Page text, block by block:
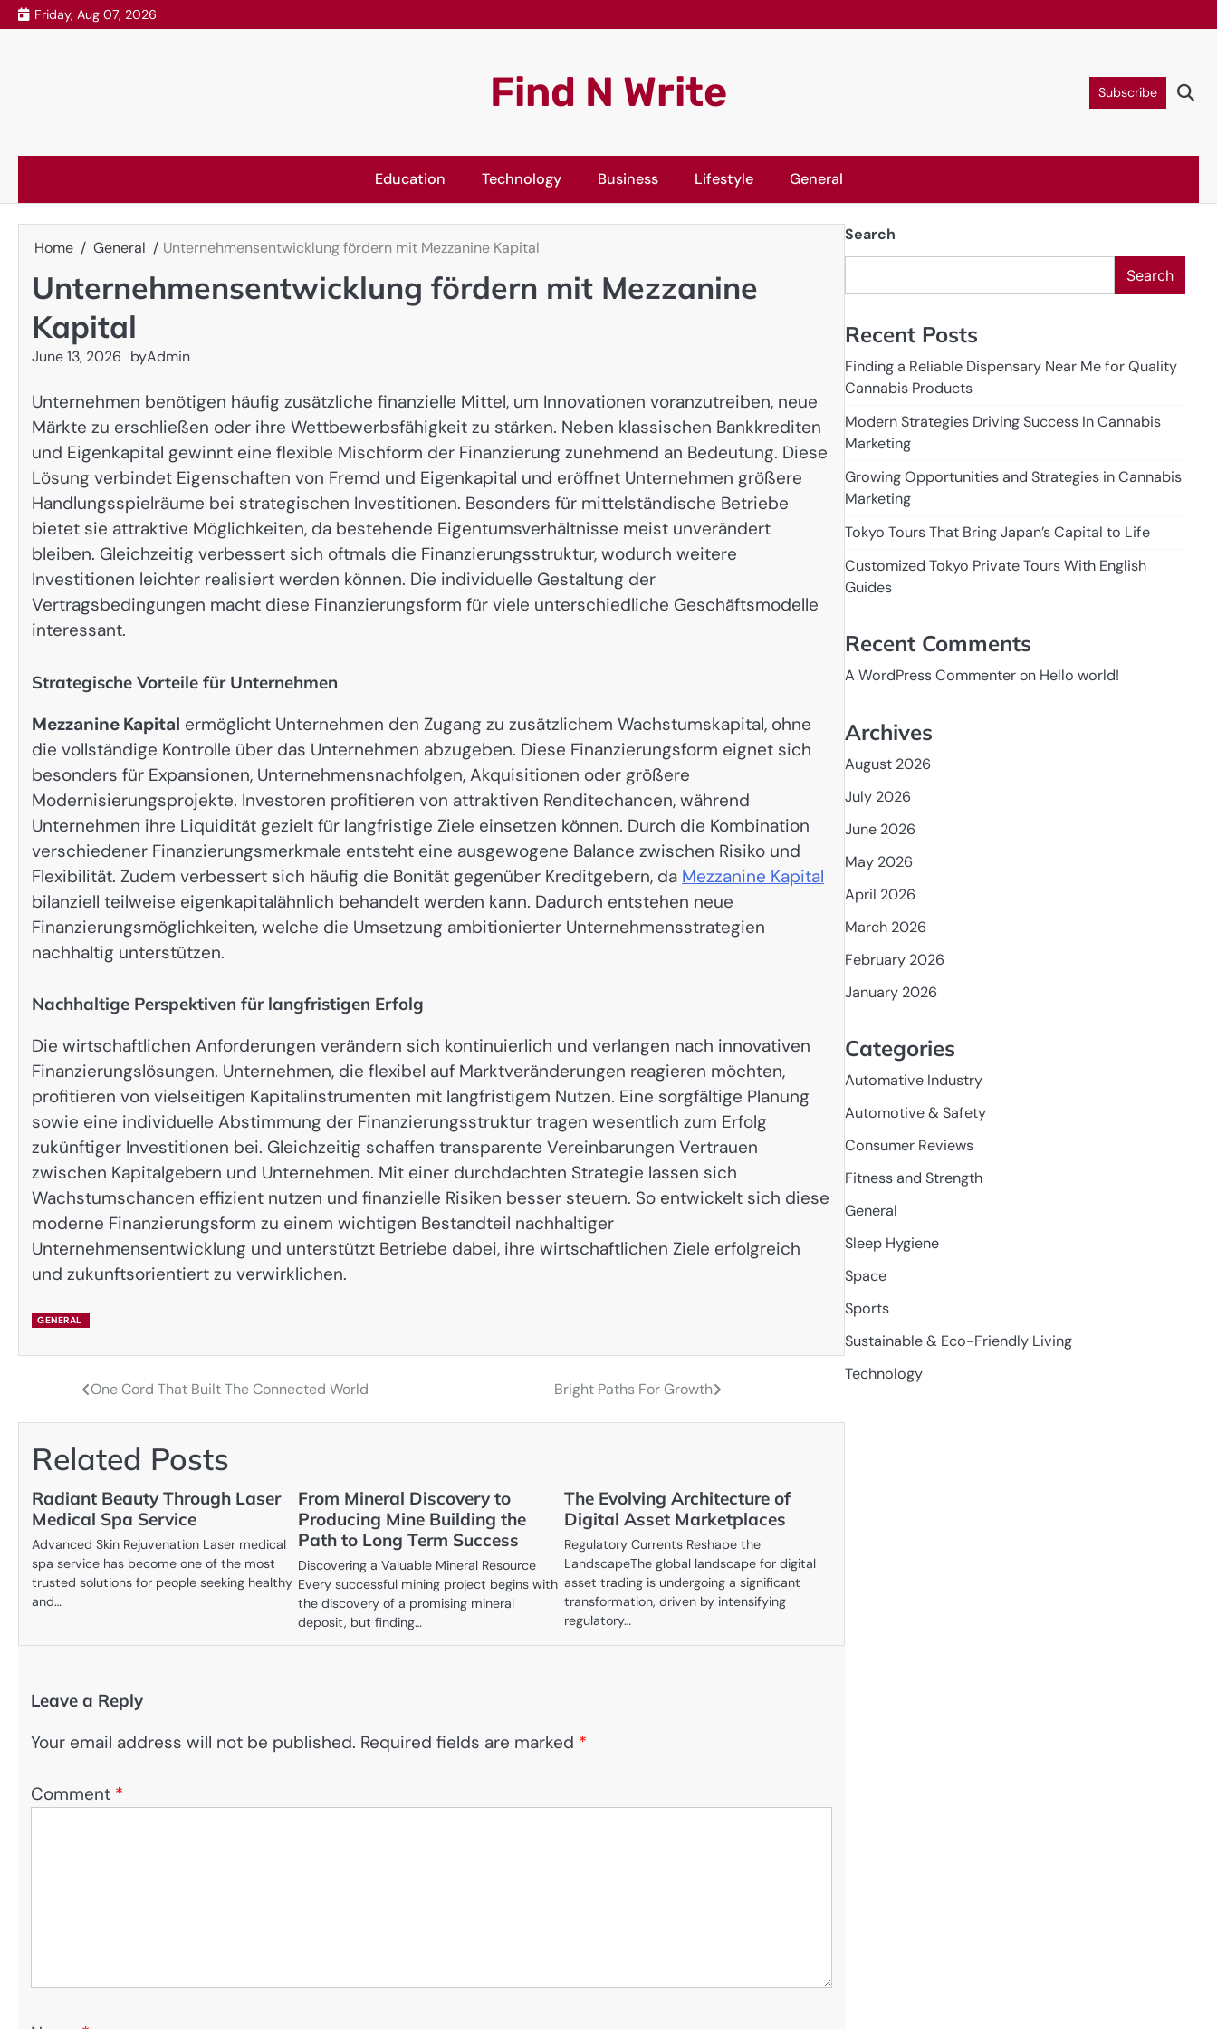
Skip
to
Friday, Aug 07, 2026
Find N Write Subscribe
Education Technology Business Lifestyle General
Home General Unternehmensentwicklung fördern mit Mezzanine Kapital
Unternehmensentwicklung fördern mit Mezzanine
Kapital
June 13, 2026 byAdmin
Unternehmen benötigen häufig zusätzliche finanzielle Mittel, um Innovationen voranzutreiben, neue
Märkte zu erschließen oder ihre Wettbewerbsfähigkeit zu stärken. Neben klassischen Bankkrediten
und Eigenkapital gewinnt eine flexible Mischform der Finanzierung zunehmend an Bedeutung. Diese
Lösung verbindet Eigenschaften von Fremd und Eigenkapital und eröffnet Unternehmen größere
Handlungsspielräume bei strategischen Investitionen. Besonders für mittelständische Betriebe
bietet sie attraktive Möglichkeiten, da bestehende Eigentumsverhältnisse meist unverändert
bleiben. Gleichzeitig verbessert sich oftmals die Finanzierungsstruktur, wodurch weitere
Investitionen leichter realisiert werden können. Die individuelle Gestaltung der
Vertragsbedingungen macht diese Finanzierungsform für viele unterschiedliche Geschäftsmodelle
interessant.
Strategische Vorteile für Unternehmen
Mezzanine Kapital ermöglicht Unternehmen den Zugang zu zusätzlichem Wachstumskapital, ohne
die vollständige Kontrolle über das Unternehmen abzugeben. Diese Finanzierungsform eignet sich
besonders für Expansionen, Unternehmensnachfolgen, Akquisitionen oder größere
Modernisierungsprojekte. Investoren profitieren von attraktiven Renditechancen, während
Unternehmen ihre Liquidität gezielt für langfristige Ziele einsetzen können. Durch die Kombination
verschiedener Finanzierungsmerkmale entsteht eine ausgewogene Balance zwischen Risiko und
Flexibilität. Zudem verbessert sich häufig die Bonität gegenüber Kreditgebern, da Mezzanine Kapital
bilanziell teilweise eigenkapitalähnlich behandelt werden kann. Dadurch entstehen neue
Finanzierungsmöglichkeiten, welche die Umsetzung ambitionierter Unternehmensstrategien
nachhaltig unterstützen.
Nachhaltige Perspektiven für langfristigen Erfolg
Die wirtschaftlichen Anforderungen verändern sich kontinuierlich und verlangen nach innovativen
Finanzierungslösungen. Unternehmen, die flexibel auf Marktveränderungen reagieren möchten,
profitieren von vielseitigen Kapitalinstrumenten mit langfristigem Nutzen. Eine sorgfältige Planung
sowie eine individuelle Abstimmung der Finanzierungsstruktur tragen wesentlich zum Erfolg
zukünftiger Investitionen bei. Gleichzeitig schaffen transparente Vereinbarungen Vertrauen
zwischen Kapitalgebern und Unternehmen. Mit einer durchdachten Strategie lassen sich
Wachstumschancen effizient nutzen und finanzielle Risiken besser steuern. So entwickelt sich diese
moderne Finanzierungsform zu einem wichtigen Bestandteil nachhaltiger
Unternehmensentwicklung und unterstützt Betriebe dabei, ihre wirtschaftlichen Ziele erfolgreich
und zukunftsorientiert zu verwirklichen.
GENERAL
navigation
One Cord That Built The Connected World Bright Paths For Growth
Related Posts
Radiant Beauty Through Laser
Medical Spa Service
Advanced Skin Rejuvenation Laser medical
spa service has become one of the most
trusted solutions for people seeking healthy
and…
From Mineral Discovery to
Producing Mine Building the
Path to Long Term Success
Discovering a Valuable Mineral Resource
Every successful mining project begins with
the discovery of a promising mineral
deposit, but finding…
The Evolving Architecture of
Digital Asset Marketplaces
Regulatory Currents Reshape the
LandscapeThe global landscape for digital
asset trading is undergoing a significant
transformation, driven by intensifying
regulatory…
Leave a Reply
Your email address will not be published. Required fields are marked *
Comment *
Search
Search
Recent Posts
Finding a Reliable Dispensary Near Me for Quality
Cannabis Products
Modern Strategies Driving Success In Cannabis
Marketing
Growing Opportunities and Strategies in Cannabis
Marketing
Tokyo Tours That Bring Japan’s Capital to Life
Customized Tokyo Private Tours With English
Guides
Recent Comments
A WordPress Commenteron Hello world!
Archives
August 2026
July 2026
June 2026
May 2026
April 2026
March 2026
February 2026
January 2026
Categories
Automative Industry
Automotive & Safety
Consumer Reviews
Fitness and Strength
General
Sleep Hygiene
Space
Sports
Sustainable & Eco-Friendly Living
Technology